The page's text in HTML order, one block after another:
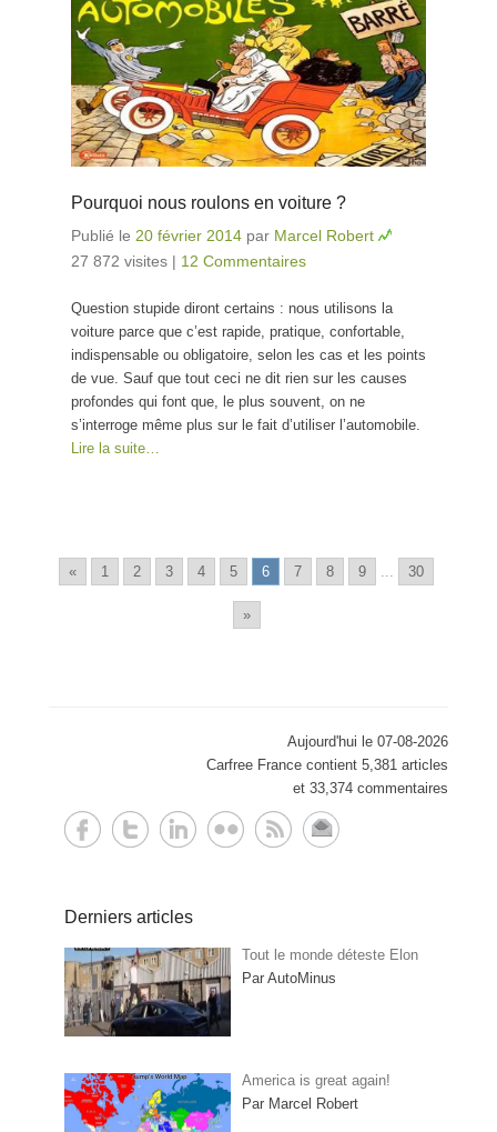
Pourquoi nous roulons en voiture ?
Publié le 20 février 2014 par Marcel Robert
27 872 visites | 12 Commentaires
Question stupide diront certains : nous utilisons la
voiture parce que c’est rapide, pratique, confortable,
indispensable ou obligatoire, selon les cas et les points
de vue. Sauf que tout ceci ne dit rien sur les causes
profondes qui font que, le plus souvent, on ne
s’interroge même plus sur le fait d’utiliser l’automobile.
Lire la suite…
« 1 2 3 4 5 6 7 8 9 30
»
Aujourd'hui le 07-08-2026
Carfree France contient 5,381 articles
et 33,374 commentaires
Derniers articles
Tout le monde déteste Elon
Par AutoMinus
America is great again!
Par Marcel Robert